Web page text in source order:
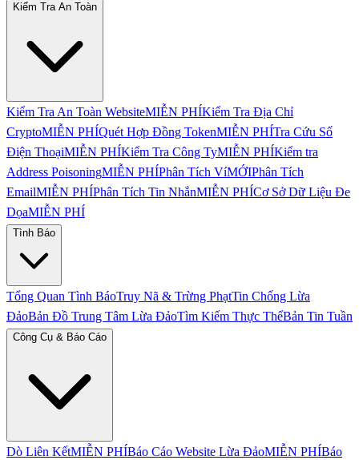
Kiểm Tra An Toàn
Kiểm Tra An Toàn WebsiteMIỄN PHÍKiểm Tra Địa Chỉ
CryptoMIỄN PHÍQuét Hợp Đồng TokenMIỄN PHÍTra Cứu Số
Điện ThoạiMIỄN PHÍKiểm Tra Công TyMIỄN PHÍKiểm tra
Address PoisoningMIỄN PHÍPhân Tích VíMỚIPhân Tích
EmailMIỄN PHÍPhân Tích Tin NhắnMIỄN PHÍCơ Sở Dữ Liệu Đe
DọaMIỄN PHÍ
Tình Báo
Tổng Quan Tình BáoTruy Nã & Trừng PhạtTin Chống Lừa
ĐảoBản Đồ Trung Tâm Lừa ĐảoTìm Kiếm Thực ThểBản Tin Tuần
Công Cụ & Báo Cáo
Dò Liên KếtMIỄN PHÍBáo Cáo Website Lừa ĐảoMIỄN PHÍBáo